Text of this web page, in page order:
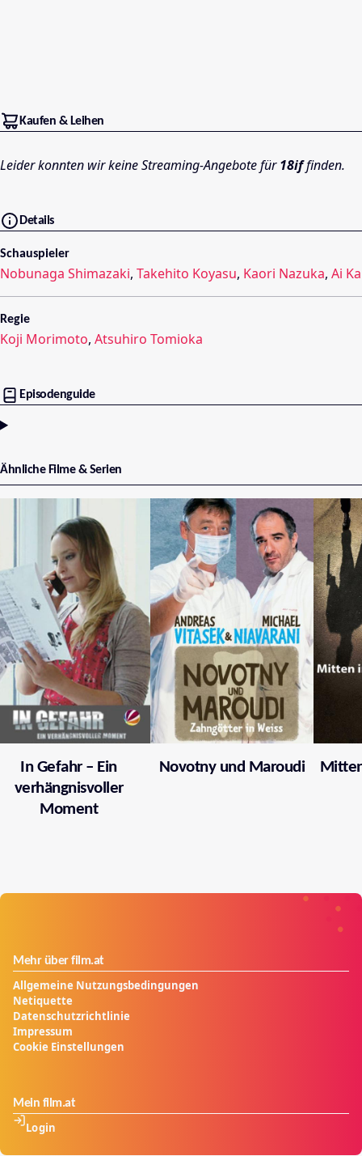
Kaufen & Leihen
Leider konnten wir keine Streaming-Angebote für18iffinden.
Details
Schauspieler
Nobunaga Shimazaki, Takehito Koyasu, Kaori Nazuka, Ai
Regie
Koji Morimoto, Atsuhiro Tomioka
Episodenguide
Ähnliche Filme & Serien
In Gefahr – Ein
verhängnisvoller
Moment
Novotny und Maroudi
Mehr über film.at
Allgemeine Nutzungsbedingungen
Netiquette
Datenschutzrichtlinie
Impressum
Cookie Einstellungen
Mein film.at
Login